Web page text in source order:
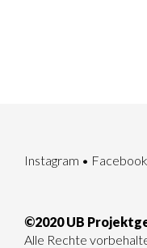
Instagram • Facebook
©2020 UB
Alle Rechte